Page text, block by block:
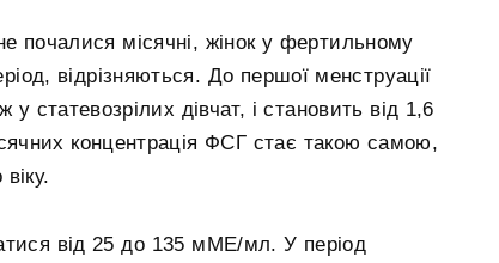
почалися місячні, жінок у фертильному
відрізняються. До першої менструації
статевозрілих дівчат, і становить від 1,6
концентрація ФСГ стає такою самою,
від 25 до 135 мМЕ/мл. У період